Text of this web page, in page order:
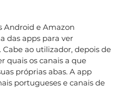
Android e Amazon
das apps para ver
ao utilizador, depois de
quais os canais a que
próprias abas. A app
portugueses e canais de